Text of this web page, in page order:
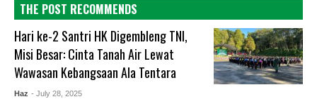
THE POST RECOMMENDS
Hari ke-2 Santri HK Digembleng TNI,
Misi Besar: Cinta Tanah Air Lewat
Wawasan Kebangsaan Ala Tentara
Haz - July 28, 2025